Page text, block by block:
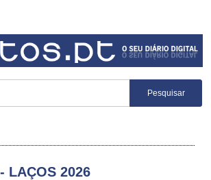
LAÇOS 2026